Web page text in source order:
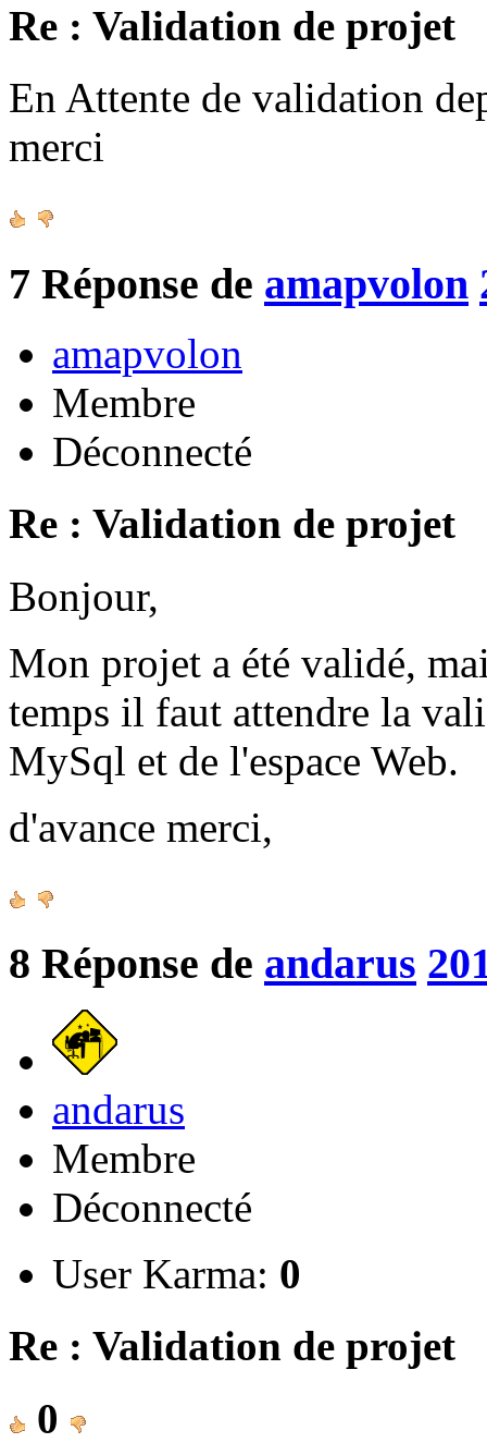
Re : Validation de projet
En Attente de validation
merci
7 Réponse de amapvolon
amapvolon
Membre
Déconnecté
Re : Validation de projet
Bonjour,
Mon projet a été validé,
temps il faut attendre la
MySql et de l'espace Web.
d'avance merci,
8 Réponse de andarus
andarus
Membre
Déconnecté
User Karma: 0
Re : Validation de projet
0